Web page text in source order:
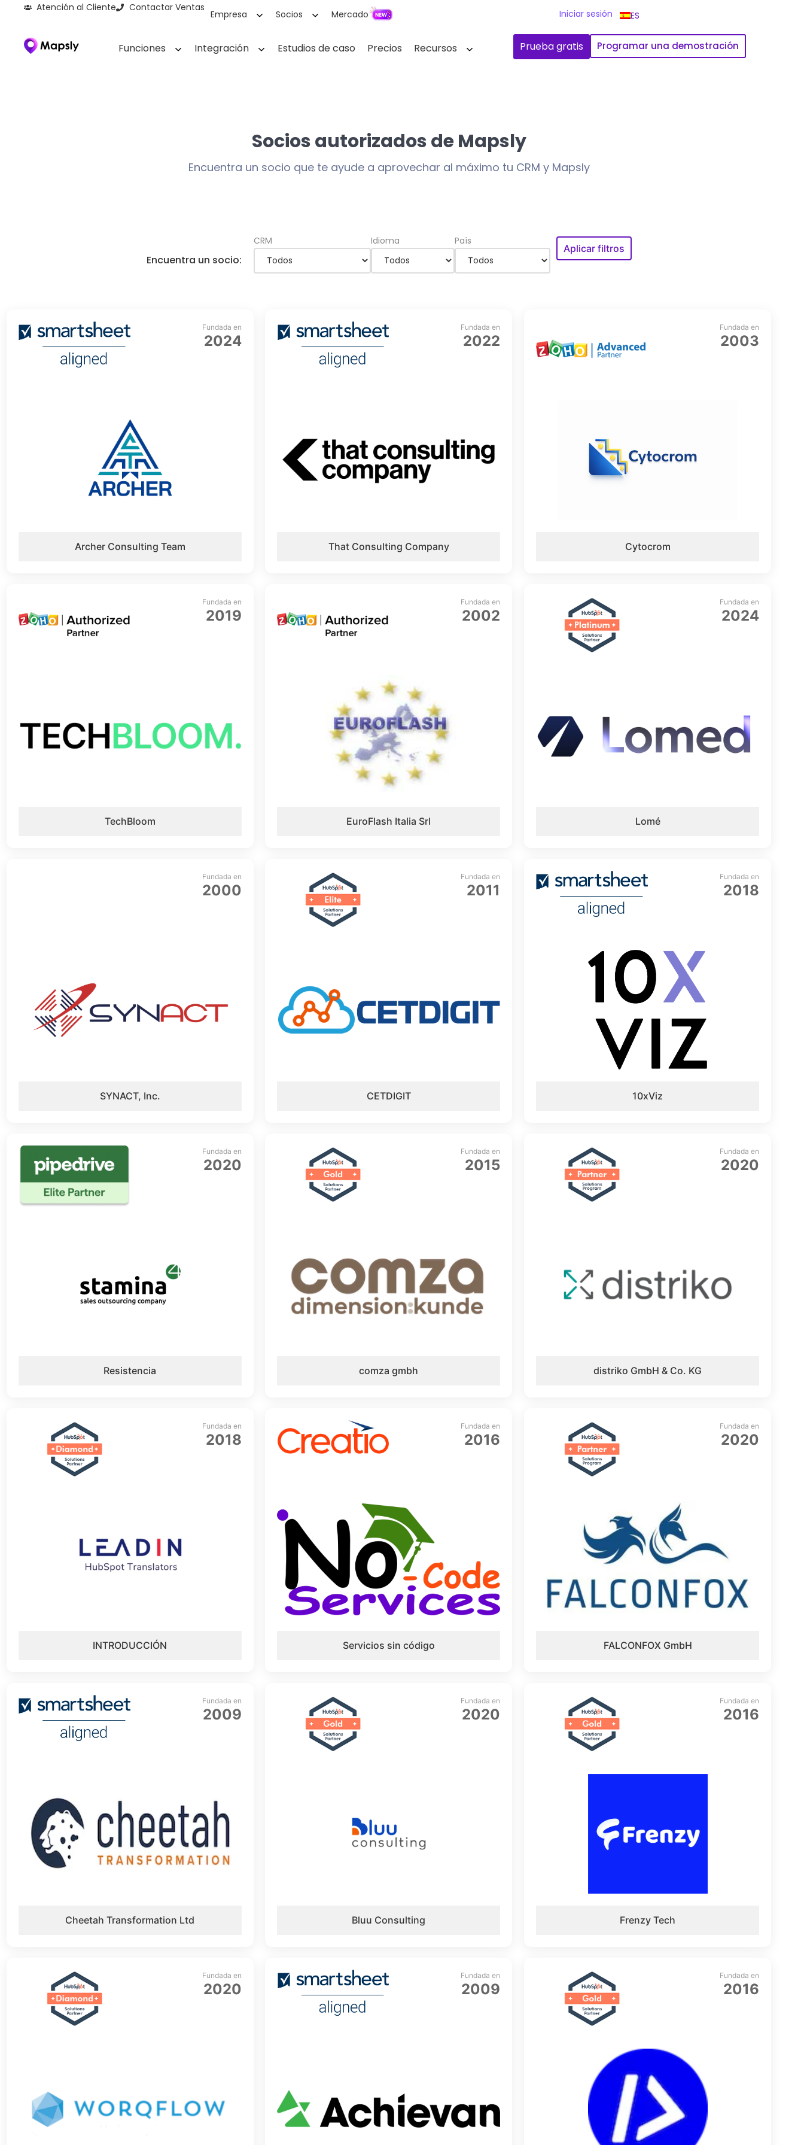
Atención al Cliente Contactar Ventas
Empresa Socios Mercado Iniciar sesión ES
Funciones Integración Estudios de caso Precios Recursos Prueba gratis Programar una demostración
Socios autorizados de Mapsly
Encuentra un socio que te ayude a aprovechar al máximo tu CRM y Mapsly
Encuentra un socio:
CRM Idioma País
Aplicar filtros
Fundada en
2024
Archer Consulting Team
Fundada en
2022
That Consulting Company
Fundada en
2003
Cytocrom
Fundada en
2019
TechBloom
Fundada en
2002
EuroFlash Italia Srl
Fundada en
2024
Lomé
Fundada en
2000
SYNACT, Inc.
Fundada en
2011
CETDIGIT
Fundada en
2018
10xViz
Fundada en
2020
Resistencia
Fundada en
2015
comza gmbh
Fundada en
2020
distriko GmbH & Co. KG
Fundada en
2018
INTRODUCCIÓN
Fundada en
2016
Servicios sin código
Fundada en
2020
FALCONFOX GmbH
Fundada en
2009
Cheetah Transformation Ltd
Fundada en
2020
Bluu Consulting
Fundada en
2016
Frenzy Tech
Fundada en
2020
Fundada en
2009
Fundada en
2016